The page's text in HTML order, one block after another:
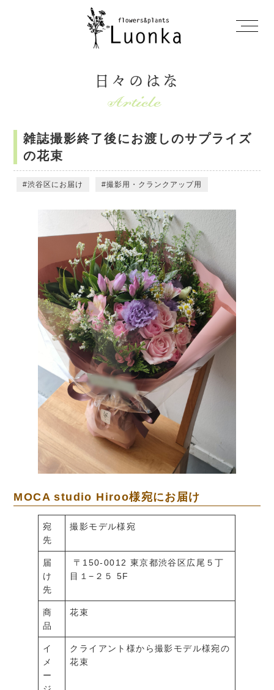
日々のはな
雑誌撮影終了後にお渡しのサプライズ
の花束
渋谷区にお届け 撮影用・クランクアップ用
MOCA studio Hiroo様宛にお届け
宛
先
撮影モデル様宛
届
け
先
〒150-0012 東京都渋谷区広尾５丁
目１−２５ 5F
商
品
花束
イ
メ
ー
クライアント様から撮影モデル様宛の
花束